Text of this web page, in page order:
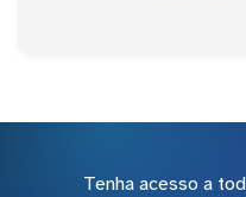
Tenha acesso a